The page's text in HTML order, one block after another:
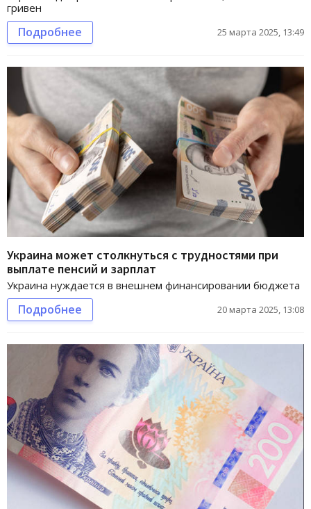
гривен
Подробнее 25 марта 2025, 13:49
Украина может столкнуться с трудностями при
выплате пенсий и зарплат
Украина нуждается в внешнем финансировании бюджета
Подробнее 20 марта 2025, 13:08